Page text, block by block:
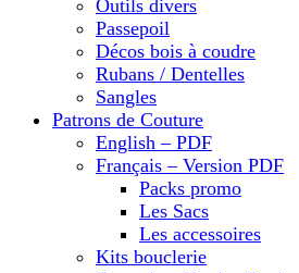
Outils divers
Passepoil
Décos bois à coudre
Rubans / Dentelles
Sangles
Patrons de Couture
English – PDF
Français – Version PDF
Packs promo
Les Sacs
Les accessoires
Kits bouclerie